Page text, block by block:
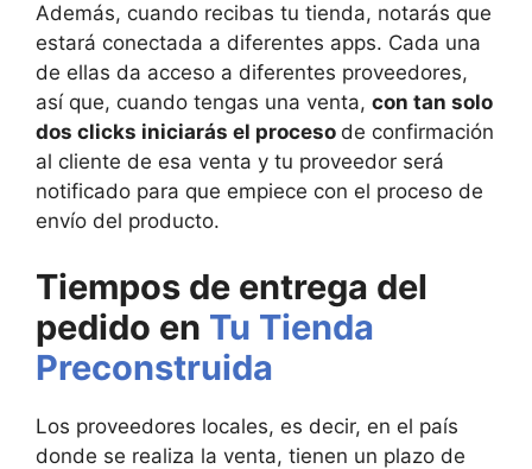
Además, cuando recibas tu tienda, notarás que
estará conectada a diferentes apps. Cada una
de ellas da acceso a diferentes proveedores,
así que, cuando tengas una venta, con tan solo
dos clicks iniciarás el proceso de confirmación
al cliente de esa venta y tu proveedor será
notificado para que empiece con el proceso de
envío del producto.
Tiempos de entrega del
pedido en Tu Tienda
Preconstruida
Los proveedores locales, es decir, en el país
donde se realiza la venta, tienen un plazo de